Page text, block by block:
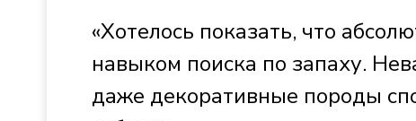
«Хотелось показать, что
навыком поиска по запаху.
даже декоративные породы